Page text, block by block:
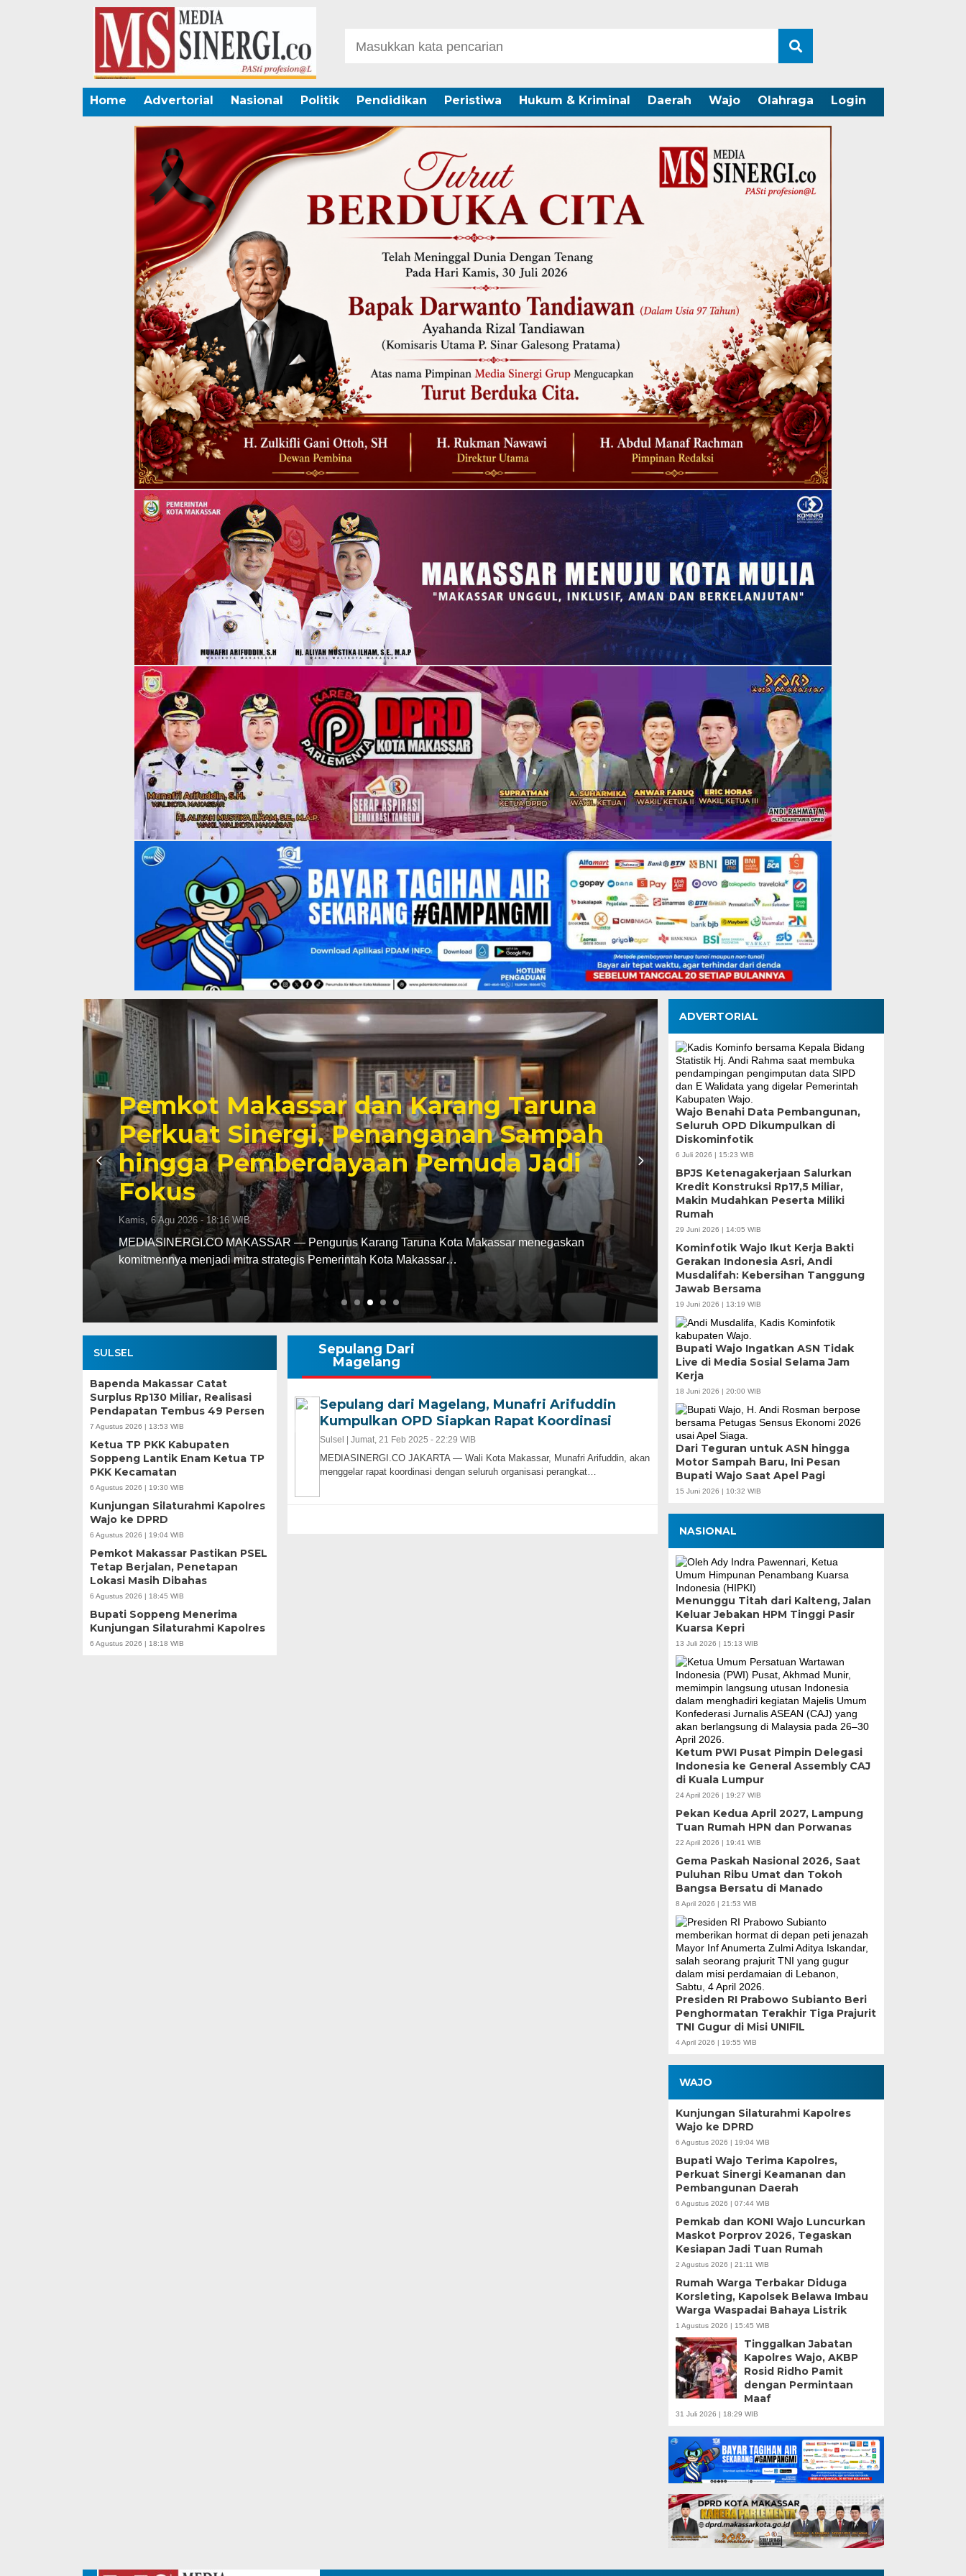
Home Advertorial Nasional Politik Pendidikan Peristiwa Hukum & Kriminal Daerah Wajo Olahraga Login
Tinjau Renovasi SDN Pannara,
Supratman Pastikan Proyek Tepat
Mutu Demi Pendidikan Berkualitas di
Makassar
Rabu, 5 Agu 2026 - 19:50 WIB
MEDIASINERGI.CO MAKASSAR — DPRD Kota Makassar, Supratman melakukan peninjauan
langsung terhadap progres renovasi UPT SPF SD…
Dubes Singapura
Munafri, Bahas
ASN hingga
Rabu, 5 Agu 2026 - 18:31 WIB
MEDIASINERGI.CO MAKASSAR — Wali Kota
Duta Besar Singapura untuk Indonesia, Kwok…
SULSEL
Bapenda Makassar Catat
Surplus Rp130 Miliar, Realisasi
Pendapatan Tembus 49 Persen
7 Agustus 2026 | 13:53 WIB
Ketua TP PKK Kabupaten
Soppeng Lantik Enam Ketua TP
PKK Kecamatan
6 Agustus 2026 | 19:30 WIB
Kunjungan Silaturahmi Kapolres
Wajo ke DPRD
6 Agustus 2026 | 19:04 WIB
Pemkot Makassar Pastikan PSEL
Tetap Berjalan, Penetapan
Lokasi Masih Dibahas
6 Agustus 2026 | 18:45 WIB
Bupati Soppeng Menerima
Kunjungan Silaturahmi Kapolres
6 Agustus 2026 | 18:18 WIB
Sepulang Dari
Magelang
Sepulang dari Magelang, Munafri Arifuddin
Kumpulkan OPD Siapkan Rapat Koordinasi
Sulsel | Jumat, 21 Feb 2025 - 22:29 WIB
MEDIASINERGI.CO JAKARTA — Wali Kota Makassar, Munafri Arifuddin, akan
menggelar rapat koordinasi dengan seluruh organisasi perangkat…
ADVERTORIAL
Wajo Benahi Data Pembangunan,
Seluruh OPD Dikumpulkan di
Diskominfotik
6 Juli 2026 | 15:23 WIB
BPJS Ketenagakerjaan Salurkan
Kredit Konstruksi Rp17,5 Miliar,
Makin Mudahkan Peserta Miliki
Rumah
29 Juni 2026 | 14:05 WIB
Kominfotik Wajo Ikut Kerja Bakti
Gerakan Indonesia Asri, Andi
Musdalifah: Kebersihan Tanggung
Jawab Bersama
19 Juni 2026 | 13:19 WIB
Bupati Wajo Ingatkan ASN Tidak
Live di Media Sosial Selama Jam
Kerja
18 Juni 2026 | 20:00 WIB
Dari Teguran untuk ASN hingga
Motor Sampah Baru, Ini Pesan
Bupati Wajo Saat Apel Pagi
15 Juni 2026 | 10:32 WIB
NASIONAL
Menunggu Titah dari Kalteng, Jalan
Keluar Jebakan HPM Tinggi Pasir
Kuarsa Kepri
13 Juli 2026 | 15:13 WIB
Ketum PWI Pusat Pimpin Delegasi
Indonesia ke General Assembly CAJ
di Kuala Lumpur
24 April 2026 | 19:27 WIB
Pekan Kedua April 2027, Lampung
Tuan Rumah HPN dan Porwanas
22 April 2026 | 19:41 WIB
Gema Paskah Nasional 2026, Saat
Puluhan Ribu Umat dan Tokoh
Bangsa Bersatu di Manado
8 April 2026 | 21:53 WIB
Presiden RI Prabowo Subianto Beri
Penghormatan Terakhir Tiga Prajurit
TNI Gugur di Misi UNIFIL
4 April 2026 | 19:55 WIB
WAJO
Kunjungan Silaturahmi Kapolres
Wajo ke DPRD
6 Agustus 2026 | 19:04 WIB
Bupati Wajo Terima Kapolres,
Perkuat Sinergi Keamanan dan
Pembangunan Daerah
6 Agustus 2026 | 07:44 WIB
Pemkab dan KONI Wajo Luncurkan
Maskot Porprov 2026, Tegaskan
Kesiapan Jadi Tuan Rumah
2 Agustus 2026 | 21:11 WIB
Rumah Warga Terbakar Diduga
Korsleting, Kapolsek Belawa Imbau
Warga Waspadai Bahaya Listrik
1 Agustus 2026 | 15:45 WIB
Tinggalkan Jabatan
Kapolres Wajo, AKBP
Rosid Ridho Pamit
dengan Permintaan
Maaf
31 Juli 2026 | 18:29 WIB